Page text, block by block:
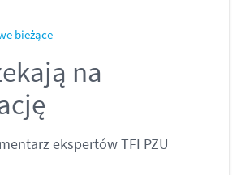
bieżące
na
ekspertów TFI PZU